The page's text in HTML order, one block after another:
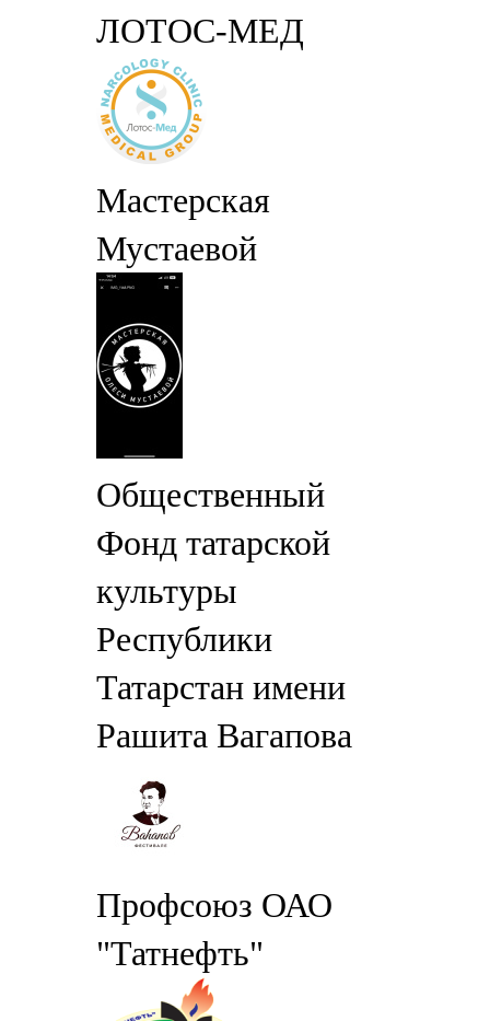
ЛОТОС-МЕД
Мастерская
Мустаевой
Общественный
Фонд татарской
культуры
Республики
Татарстан имени
Рашита Вагапова
Профсоюз ОАО
"Татнефть"